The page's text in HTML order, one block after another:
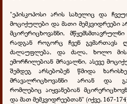
"ეპისკოპოსი არის სახელიც და
მოციქულები და მათი მემკვიდრეები
მცირერიცხოვანნი,
რადგან როგორც ჩვენ გვმართავს
ძალაუფლება, და ძალა, ხოლო
ემორჩილებიან მრავალნი, ასევე
შემდეგ არსებობენ წმიდა
მრავალრიცხოვანნი არიან და
რომლებიც აიყვანებიან
და მათ მემკვიდრეებთან" (იქვე, 167-